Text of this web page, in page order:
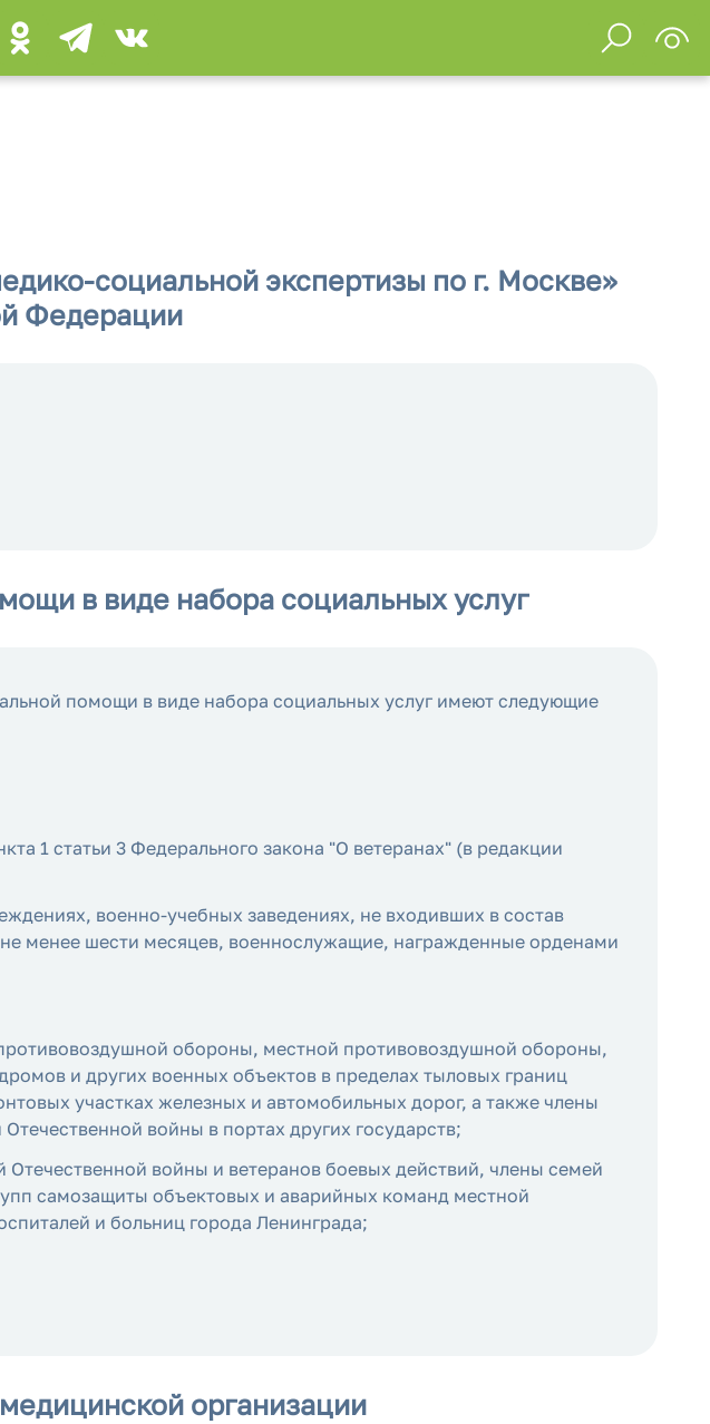
социальной экспертизы по г. Москве»
Федерации
в виде набора социальных услуг
помощи в виде набора социальных услуг имеют следующие
1 статьи 3 Федерального закона "О ветеранах" (в редакции
военно-учебных заведениях, не входивших в состав
менее шести месяцев, военнослужащие, награжденные орденами
обороны, местной противовоздушной обороны,
и других военных объектов в пределах тыловых границ
участках железных и автомобильных дорог, а также члены
войны в портах других государств;
войны и ветеранов боевых действий, члены семей
самозащиты объектовых и аварийных команд местной
и больниц города Ленинграда;
организации